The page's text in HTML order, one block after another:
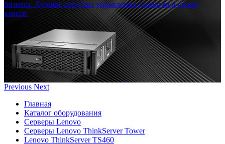
бизнеса. Лучшие средства управления данными в своем
классе.
Previous Next
Главная
Каталог оборудования
Серверы Lenovo
Серверы Lenovo ThinkServer Tower
Lenovo ThinkServer TS460